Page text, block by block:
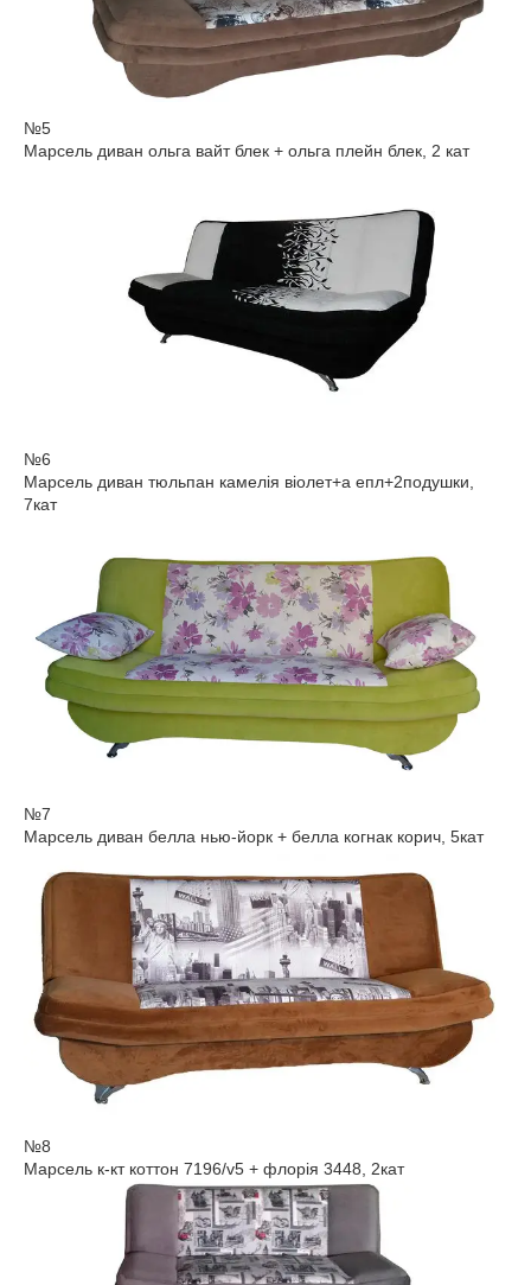
№5
Марсель диван ольга вайт блек + ольга плейн блек, 2 кат
№6
Марсель диван тюльпан камелія віолет+а епл+2подушки,
7кат
№7
Марсель диван белла нью-йорк + белла когнак корич, 5кат
№8
Марсель к-кт коттон 7196/v5 + флорія 3448, 2кат